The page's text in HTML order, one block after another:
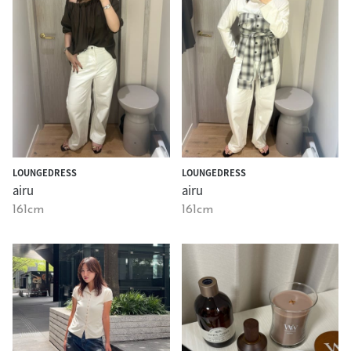
LOUNGEDRESS
airu
161cm
LOUNGEDRESS
airu
161cm